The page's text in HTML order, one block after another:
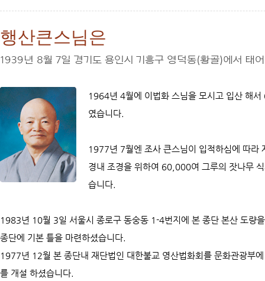
행산큰스님은
1939년 8월 7일 경기도 용인시 기흥구 영덕동(황골)에서 태
1964년 4월에 이법화 스님을 모시고 입산 해
였습니다.
1977년 7월엔 조사 큰스님이 입적하심에 따라
경내 조경을 위하여 60,000여 그루의 잣나무
습니다.
1983년 10월 3일 서울시 종로구 동숭동 1-4번지에 본 종단 본산 도량
종단에 기본 틀을 마련하셨습니다.
1977년 12월 본 종단내 재단법인 대한불교 영산법화회를 문화관광부
를 개설 하셨습니다.